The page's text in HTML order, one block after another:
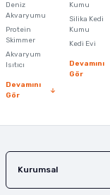
Ürün açıklamasında
Ürün bilgilerinde
Ürün fiyatı diğer
Bu ürüne benzer
Deniz
Akvaryumu
Protein
Skimmer
Akvaryum
Isıtıcı
Devamını
Gör
Kumu
Silika Kedi
Kumu
Kedi Evi
Devamını
Gör
Kurumsal